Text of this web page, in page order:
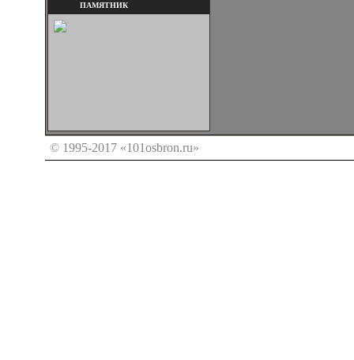
ПАМЯТНИК
© 1995-2017 «101osbron.ru»